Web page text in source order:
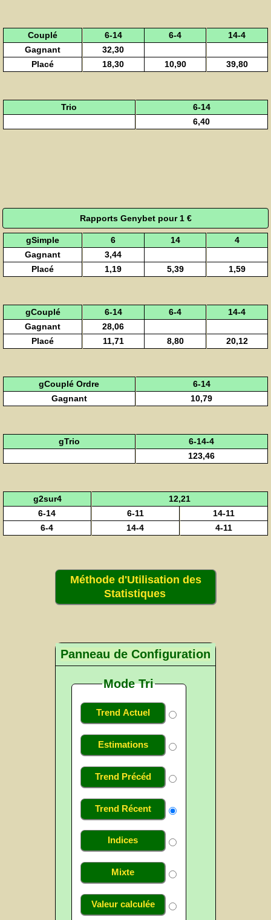
Couplé 6-14 6-4
14-4
Gagnant
32,30
Placé
18,30 10,90 39,80
Trio
6-14
6,40
Rapports Genybet pour 1 €
gSimple 6 14
4
Gagnant
3,44
Placé
1,19 5,39 1,59
gCouplé 6-14 6-4
14-4
Gagnant
28,06
Placé
11,71 8,80 20,12
gCouplé Ordre
6-14
Gagnant
10,79
gTrio
6-14-4
123,46
g2sur4
12,21
6-14
6-11
14-11
6-4
14-4 4-11
Méthode d'Utilisation des
Statistiques
Panneau de Configuration
Mode Tri
Trend Actuel
Estimations
Trend Précéd
Trend Récent
Indices
Mixte
Valeur calculée